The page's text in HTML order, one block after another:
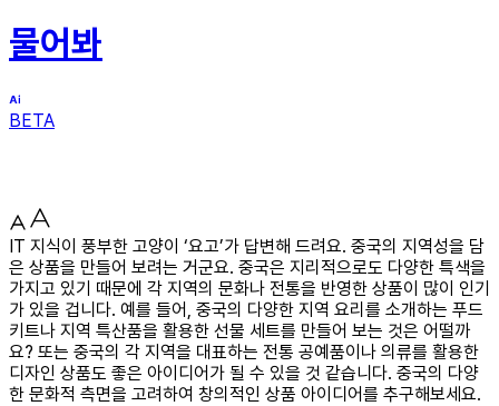
물어봐
BETA
IT 지식이 풍부한 고양이 ‘요고’가 답변해 드려요. 중국의 지역성을 담
은 상품을 만들어 보려는 거군요. 중국은 지리적으로도 다양한 특색을
가지고 있기 때문에 각 지역의 문화나 전통을 반영한 상품이 많이 인기
가 있을 겁니다. 예를 들어, 중국의 다양한 지역 요리를 소개하는 푸드
키트나 지역 특산품을 활용한 선물 세트를 만들어 보는 것은 어떨까
요? 또는 중국의 각 지역을 대표하는 전통 공예품이나 의류를 활용한
디자인 상품도 좋은 아이디어가 될 수 있을 것 같습니다. 중국의 다양
한 문화적 측면을 고려하여 창의적인 상품 아이디어를 추구해보세요.